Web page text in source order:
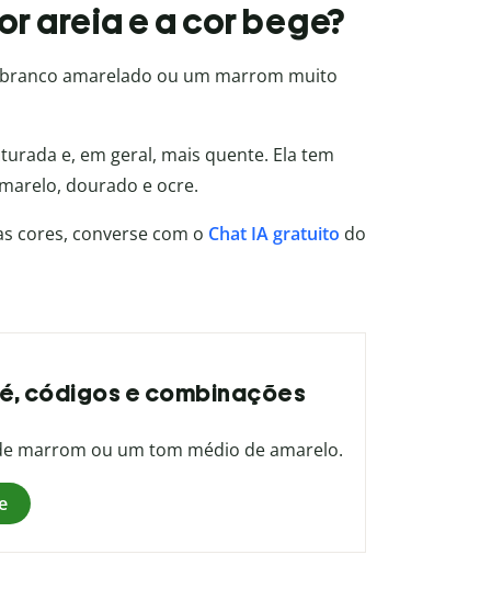
areia e a cor bege?
amarelado ou um marrom muito
e, em geral, mais quente. Ela tem
dourado e ocre.
cores, converse com o Chat IA gratuito do
códigos e combinações
marrom ou um tom médio de amarelo.